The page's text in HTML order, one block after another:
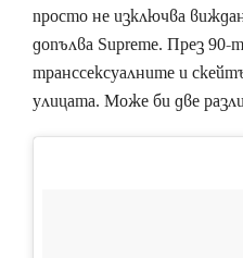
просто не изключва
допълва Supreme. През 90-
транссексуалните и
улицата. Може би две